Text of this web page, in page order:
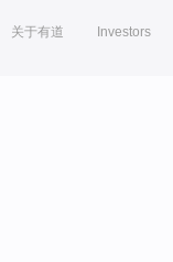
关于有道 Investors